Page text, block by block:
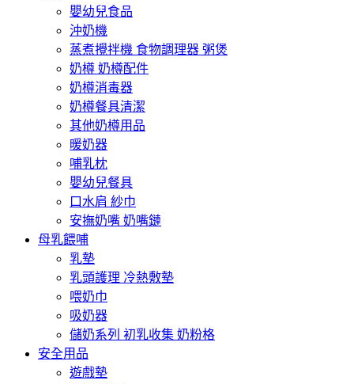
嬰幼兒食品
沖奶機
蒸煮攪拌機 食物調理器 粥煲
奶樽 奶樽配件
奶樽消毒器
奶樽餐具清潔
其他奶樽用品
暖奶器
哺乳枕
嬰幼兒餐具
口水肩 紗巾
安撫奶嘴 奶嘴鏈
母乳餵哺
乳墊
乳頭護理 冷熱敷墊
喂奶巾
吸奶器
儲奶系列 初乳收集 奶粉格
安全用品
遊戲墊